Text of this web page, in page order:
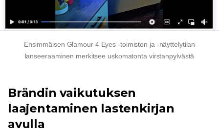
Ensimmäisen Glamour 4 Eyes -toimiston ja -näyttelytilan
lanseeraaminen merkitsee uskomatonta virstanpylvästä
Brändin vaikutuksen
laajentaminen lastenkirjan
avulla